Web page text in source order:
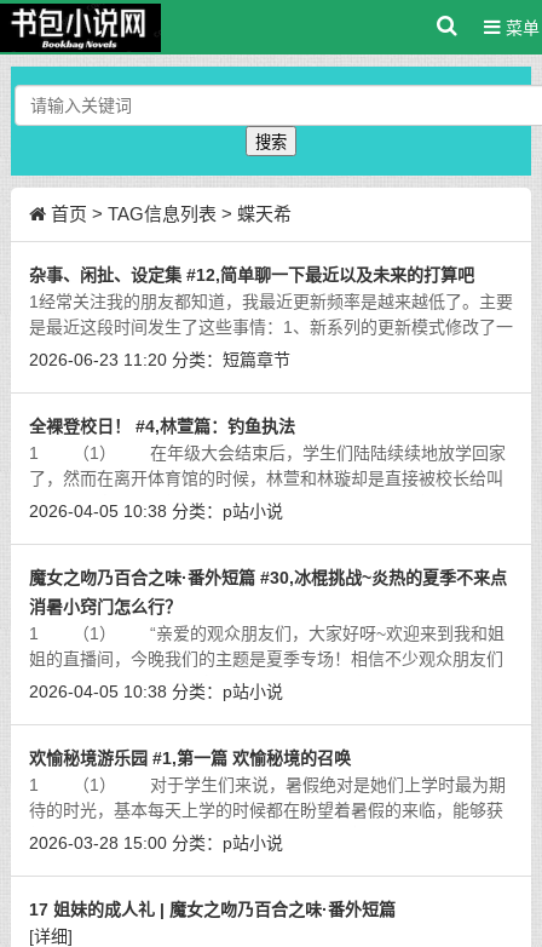
菜单
搜索
首页 > TAG信息列表 > 蝶天希
杂事、闲扯、设定集 #12,简单聊一下最近以及未来的打算吧
1经常关注我的朋友都知道，我最近更新频率是越来越低了。主要
是最近这段时间发生了这些事情：1、新系列的更新模式修改了一
下。最近在sf上开了新书《迷城幻梦》，妹吻世界观下、第四世
2026-06-23 11:20 分类： 短篇章节
全裸登校日！ #4,林萱篇：钓鱼执法
1 （1） 在年级大会结束后，学生们陆陆续续地放学回家
了，然而在离开体育馆的时候，林萱和林璇却是直接被校长给叫
到了办公室内，显然，在刚刚的惩罚结束后，校长依然还是有不
2026-04-05 10:38 分类： p站小说
魔女之吻乃百合之味·番外短篇 #30,冰棍挑战~炎热的夏季不来点
消暑小窍门怎么行？
1 （1） “亲爱的观众朋友们，大家好呀~欢迎来到我和姐
姐的直播间，今晚我们的主题是夏季专场！相信不少观众朋友们
都已经放暑假了吧？大家最近有什么想要分享的可以在直播间留
2026-04-05 10:38 分类： p站小说
欢愉秘境游乐园 #1,第一篇 欢愉秘境的召唤
1 （1） 对于学生们来说，暑假绝对是她们上学时最为期
待的时光，基本每天上学的时候都在盼望着暑假的来临，能够获
得两个月的自由时光，对于林萱姐妹来说自然也不例外，在学校
2026-03-28 15:00 分类： p站小说
17 姐妹的成人礼 | 魔女之吻乃百合之味·番外短篇
[详细]